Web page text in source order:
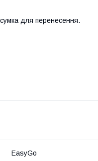
для перенесення.
EasyGo